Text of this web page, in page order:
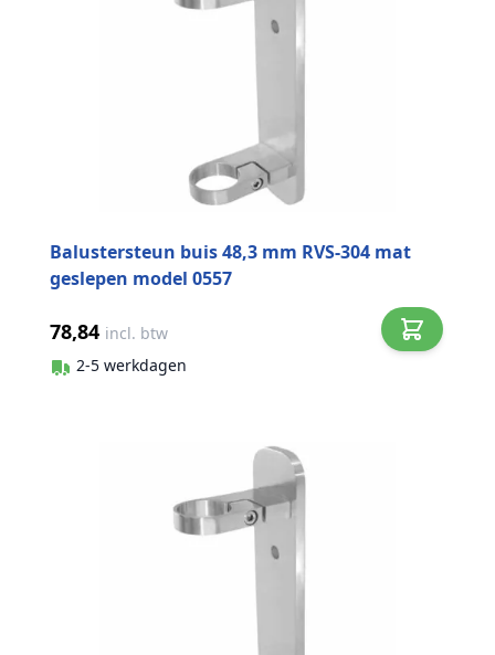
Balustersteun buis 48,3 mm RVS-304 mat
geslepen model 0557
78,84 incl. btw
2-5 werkdagen